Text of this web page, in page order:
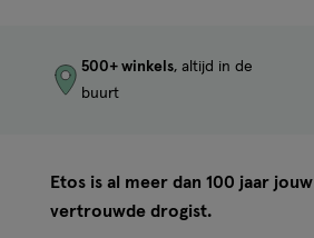
500+ winkels, altijd in de
buurt
Etos is al meer dan 100 jaar jouw
vertrouwde drogist.